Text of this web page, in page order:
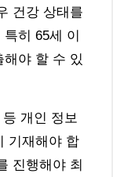
건강 상태를
히 65세 이
야 할 수 있
개인 정보
기재해야 합
진행해야 최